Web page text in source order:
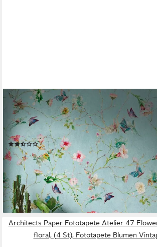
LIVING WALLS
Fototapete The Wall, glatt, floral, animal print,
Fototapete Blume Tapete Landhaus Türkis
Design Büro
(2)
ab 31,10 € UVP47,95 €
(6,67 €/ 1 qm)
-35%
lieferbar - in 2-3 Werktagen bei dir
Architects Paper Fototapete Atelier 47
floral, (4 St), Fototapete Blumen